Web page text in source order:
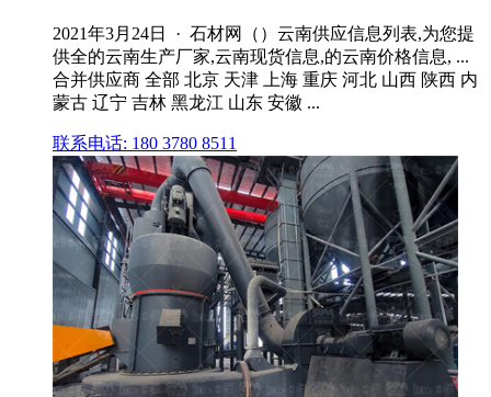
2021年3月24日 · 石材网（）云南供应信息列表,为您提
供全的云南生产厂家,云南现货信息,的云南价格信息, ...
合并供应商 全部 北京 天津 上海 重庆 河北 山西 陕西 内
蒙古 辽宁 吉林 黑龙江 山东 安徽 ...
联系电话: 180 3780 8511